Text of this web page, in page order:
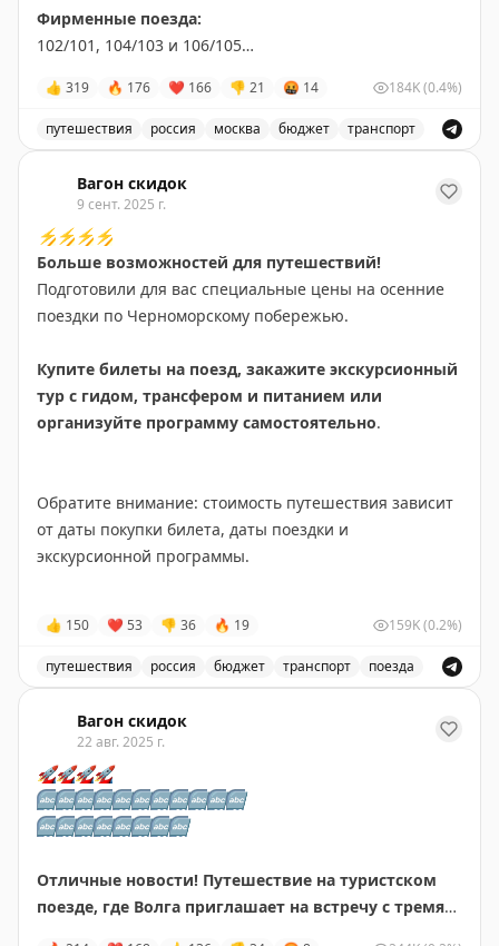
✅Посетить Терем Деда Мороза.
✅Сделать елочную игрушку.
✅Посетить Кремль.
✅Увидеть место слияния Оки и Волги.
Узнать подробную программу и выбрать дату
путешествия
Фирменные поезда:
102/101, 104/103 и 106/105
🎫 Стоимость билета от 745 ₽
Совершить поездки по выгодной цене можно
до 24 декабря 2025. Размер скидки зависит от дня
недели и даты поездки.
Билеты со скидками уже в продаже. Количество
мест ограничено.
✔️ Подробнее
👍 319 🔥 176 ❤ 166 👎 21 🤬 14 184K(0.4%)
путешествия россия москва бюджет транспорт
Вагон скидок
9 сент. 2025 г.
⚡️ ⚡️ ⚡️ ⚡️
Больше возможностей для путешествий!
Подготовили для вас специальные цены на осенние
поездки по Черноморскому побережью.
Купите билеты на поезд, закажите экскурсионный
тур с гидом, трансфером и питанием или
организуйте программу самостоятельно.
Обратите внимание: стоимость путешествия зависит
от даты покупки билета, даты поездки и
экскурсионной программы.
билеты!
👍 150 ❤ 53 👎 36 🔥 19 159K(0.2%)
путешествия россия бюджет транспорт поезда
Вагон скидок
22 авг. 2025 г.
🚀🚀🚀🚀
🔤🔤🔤🔤🔤🔤🔤🔤🔤🔤🔤
🔤🔤🔤🔤🔤🔤🔤🔤
Отличные новости! Путешествие на туристском
поезде, где Волга приглашает на встречу с тремя